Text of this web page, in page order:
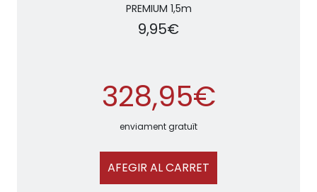
PREMIUM 1,5m
9,95€
328,95€
enviament gratuït
AFEGIR AL CARRET